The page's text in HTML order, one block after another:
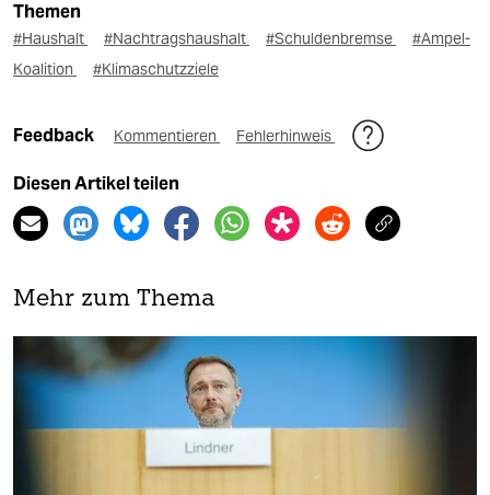
Themen
#Haushalt #Nachtragshaushalt #Schuldenbremse
#Ampel-
Koalition
#Klimaschutzziele
Feedback Kommentieren Fehlerhinweis
Diesen Artikel teilen
Mehr zum Thema